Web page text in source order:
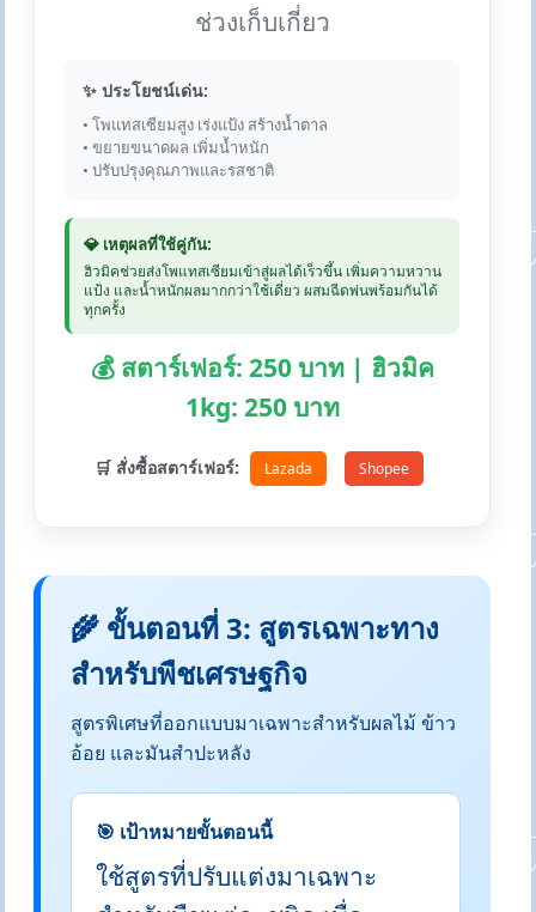
ช่วงเก็บเกี่ยว
✨ ประโยชน์เด่น:
• โพแทสเซียมสูง เร่งแป้ง สร้างน้ำตาล
• ขยายขนาดผล เพิ่มน้ำหนัก
• ปรับปรุงคุณภาพและรสชาติ
💎 เหตุผลที่ใช้คู่กัน:
ฮิวมิคช่วยส่งโพแทสเซียมเข้าสู่ผลได้เร็วขึ้น เพิ่มความหวาน
แป้ง และน้ำหนักผลมากกว่าใช้เดี่ยว ผสมฉีดพ่นพร้อมกันได้
ทุกครั้ง
💰 สตาร์เฟอร์: 250 บาท | ฮิวมิค
1kg: 250 บาท
🛒 สั่งซื้อสตาร์เฟอร์: Lazada Shopee
🌾 ขั้นตอนที่ 3: สูตรเฉพาะทาง
สำหรับพืชเศรษฐกิจ
สูตรพิเศษที่ออกแบบมาเฉพาะสำหรับผลไม้ ข้าว
อ้อย และมันสำปะหลัง
🎯 เป้าหมายขั้นตอนนี้
ใช้สูตรที่ปรับแต่งมาเฉพาะ